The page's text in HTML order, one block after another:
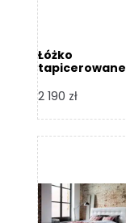
Łóżko
tapicerowane
Design
2 190 zł